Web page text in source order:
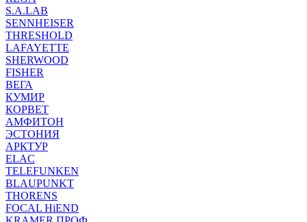
S.A.LAB
SENNHEISER
THRESHOLD
LAFAYETTE
SHERWOOD
FISHER
ВЕГА
КУМИР
КОРВЕТ
АМФИТОН
ЭСТОНИЯ
АРКТУР
ELAC
TELEFUNKEN
BLAUPUNKT
THORENS
FOCAL HiEND